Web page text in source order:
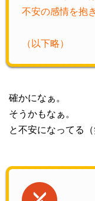
不安の感情を抱
（以下略）
確かになぁ。
そうかもなぁ。
と不安になってる（